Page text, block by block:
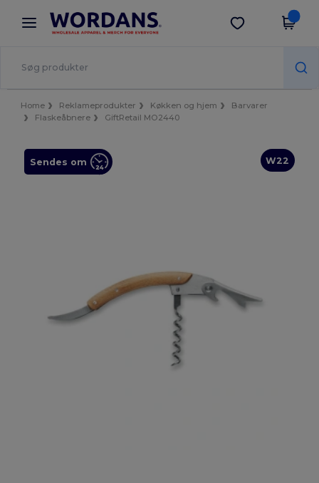
× Wordans-app
Bedre priser i appen!
Hent app
Home Reklameprodukter Køkken og hjem
Barvarer
Flaskeåbnere
GiftRetail MO2440
W22
Sendes om